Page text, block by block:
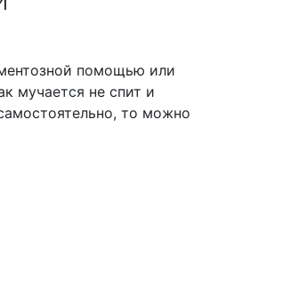
помощью или
мучается не спит и
то можно